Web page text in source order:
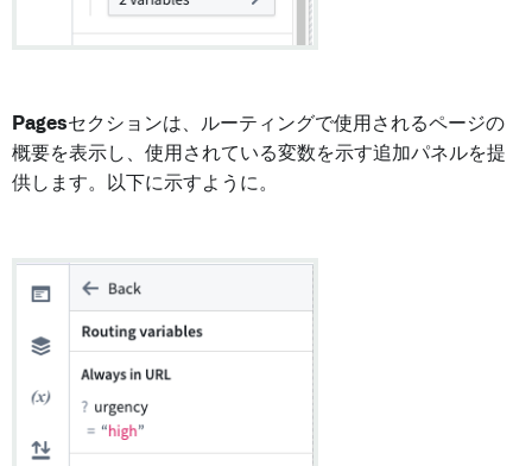
Pagesセクションは、ルーティングで使用されるページの
概要を表示し、使用されている変数を示す追加パネルを提
供します。以下に示すように。